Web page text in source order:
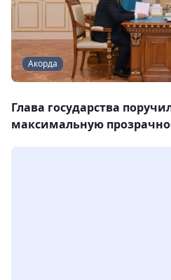
Акорда
Глава государства
максимальную